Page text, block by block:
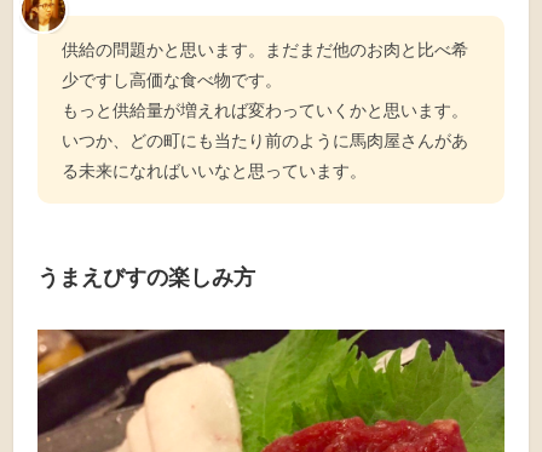
供給の問題かと思います。まだまだ他のお肉と比べ希
少ですし高価な食べ物です。
もっと供給量が増えれば変わっていくかと思います。
いつか、どの町にも当たり前のように馬肉屋さんがあ
る未来になればいいなと思っています。
うまえびすの楽しみ方